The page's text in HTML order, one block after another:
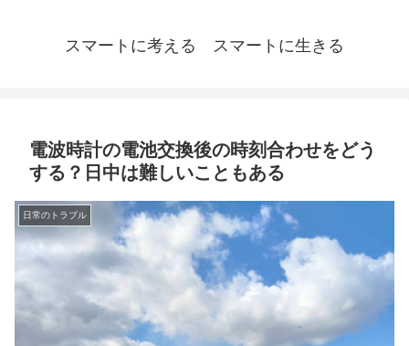
スマートに考える スマートに生きる
電波時計の電池交換後の時刻合わせをどう
する？日中は難しいこともある
日常のトラブル